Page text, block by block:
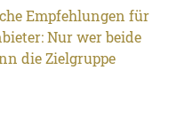
Empfehlungen für
Nur wer beide
die Zielgruppe